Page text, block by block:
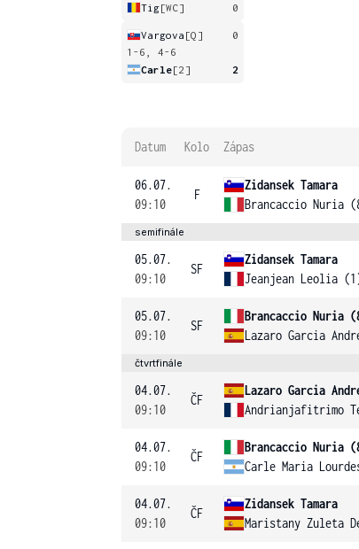
Tig[WC] 0
Vargova [Q]
0
1-6, 4-6
Carle[2] 2
Datum Kolo Zápas
06.07.
09:10
F
Zidansek Tamara
Brancaccio Nuria
semifinále
05.07.
09:10
SF
Zidansek Tamara
Jeanjean Leolia
05.07.
09:10
SF
Brancaccio Nuria
Lazaro Garcia
čtvrtfinále
04.07.
09:10
ČF
Lazaro Garcia
Andrianjafitrimo
04.07.
09:10
ČF
Brancaccio Nuria
Carle Maria
04.07.
09:10
ČF
Zidansek Tamara
Maristany Zuleta